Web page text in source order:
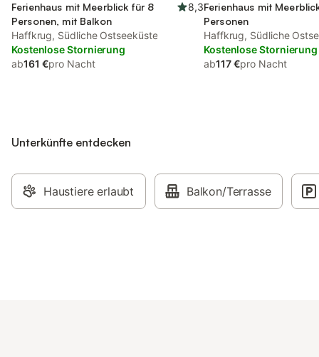
Ferienhaus mit Meerblick für 8
Personen, mit Balkon
8,3
Haffkrug, Südliche Ostseeküste
Kostenlose Stornierung
ab161 €pro Nacht
Ferienhaus mit
Personen
Haffkrug, Südliche
Kostenlose Stornierung
ab117 €pro Nacht
Unterkünfte entdecken
Haustiere erlaubt Balkon/Terrasse